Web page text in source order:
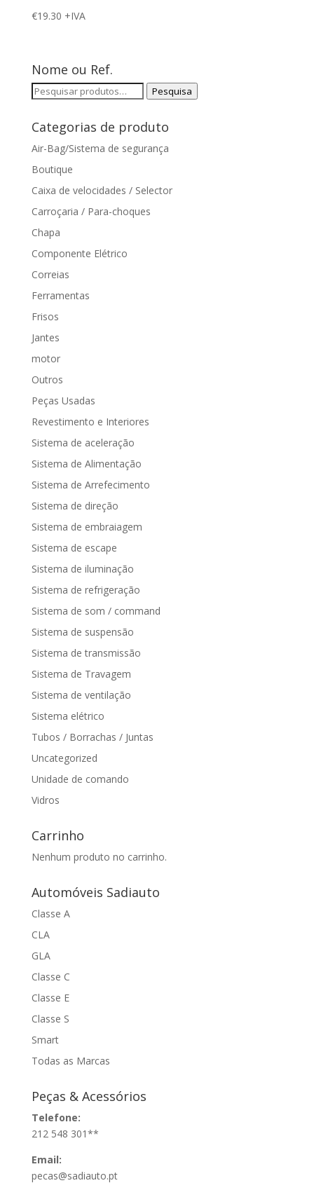
€19.30 +IVA
Nome ou Ref.
Pesquisar
Pesquisa
Categorias de produto
Air-Bag/Sistema de segurança
Boutique
Caixa de velocidades / Selector
Carroçaria / Para-choques
Chapa
Componente Elétrico
Correias
Ferramentas
Frisos
Jantes
motor
Outros
Peças Usadas
Revestimento e Interiores
Sistema de aceleração
Sistema de Alimentação
Sistema de Arrefecimento
Sistema de direção
Sistema de embraiagem
Sistema de escape
Sistema de iluminação
Sistema de refrigeração
Sistema de som / command
Sistema de suspensão
Sistema de transmissão
Sistema de Travagem
Sistema de ventilação
Sistema elétrico
Tubos / Borrachas / Juntas
Uncategorized
Unidade de comando
Vidros
Carrinho
Nenhum produto no carrinho.
Automóveis Sadiauto
Classe A
CLA
GLA
Classe C
Classe E
Classe S
Smart
Todas as Marcas
Peças & Acessórios
Telefone:
212 548 301**
Email:
pecas@sadiauto.pt